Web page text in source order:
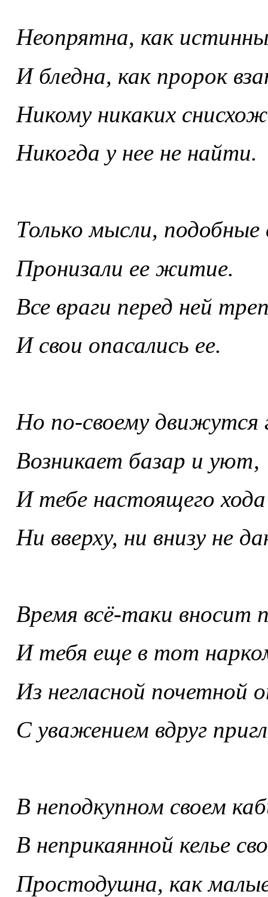
Неопрятна, как
И бледна, как пророк
Никому никаких
Никогда у нее не найти.
Только мысли, подобные
Пронизали ее житие.
Все враги перед ней
И свои опасались ее.
Но по-своему движутся
Возникает базар и уют,
И тебе настоящего хода
Ни вверху, ни внизу не
Время всё-таки вносит
И тебя еще в тот
Из негласной почетной
С уважением вдруг
В неподкупном своем
В неприкаянной келье
Простодушна, как